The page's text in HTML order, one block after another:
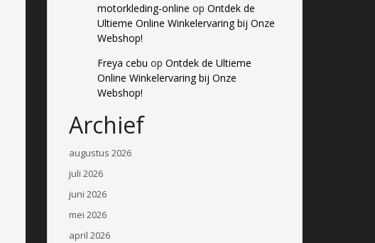
motorkleding-online op Ontdek de
Ultieme Online Winkelervaring bij Onze
Webshop!
Freya cebu op Ontdek de Ultieme
Online Winkelervaring bij Onze
Webshop!
Archief
augustus 2026
juli 2026
juni 2026
mei 2026
april 2026